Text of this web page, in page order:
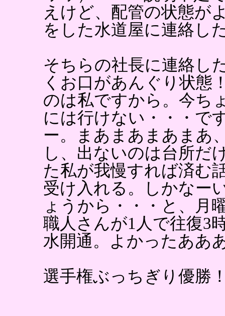
えけど、配管の状態が
をした水道屋に連絡し
そちらの社長に連絡し
くお口があんぐり状態
のは私ですから。今ち
には行けない・・・で
ー。まあまあまあまあ
し、出ないのは台所だ
た私が我慢すれば済む
受け入れる。しかなー
ょうから・・・と、月
職人さんが1人で往復3
水開通。よかったああ
選手権ぶっちぎり優勝